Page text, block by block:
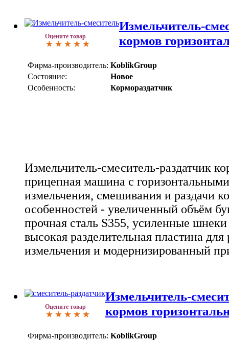
Оцените товар
Измельчитель-
кормов
Фирма-производитель: KoblikGroup
Состояние:
Новое
Особенность:
Кормораздатчик
Измельчитель-смеситель-раздатчик
прицепная машина с
измельчения, смешивания и раздачи
особенностей - увеличенный объём
прочная сталь S355, усиленные
высокая разделительная пластина
измельчения и модернизированный
Оцените товар
Измельчитель-
кормов
Фирма-производитель: KoblikGroup